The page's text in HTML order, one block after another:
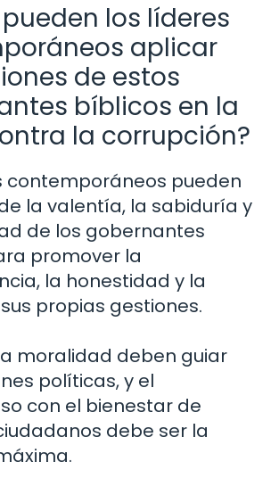
los líderes
aplicar
de estos
bíblicos en la
la corrupción?
contemporáneos pueden
la valentía, la sabiduría y
de los gobernantes
promover la
la honestidad y la
propias gestiones.
moralidad deben guiar
políticas, y el
con el bienestar de
debe ser la